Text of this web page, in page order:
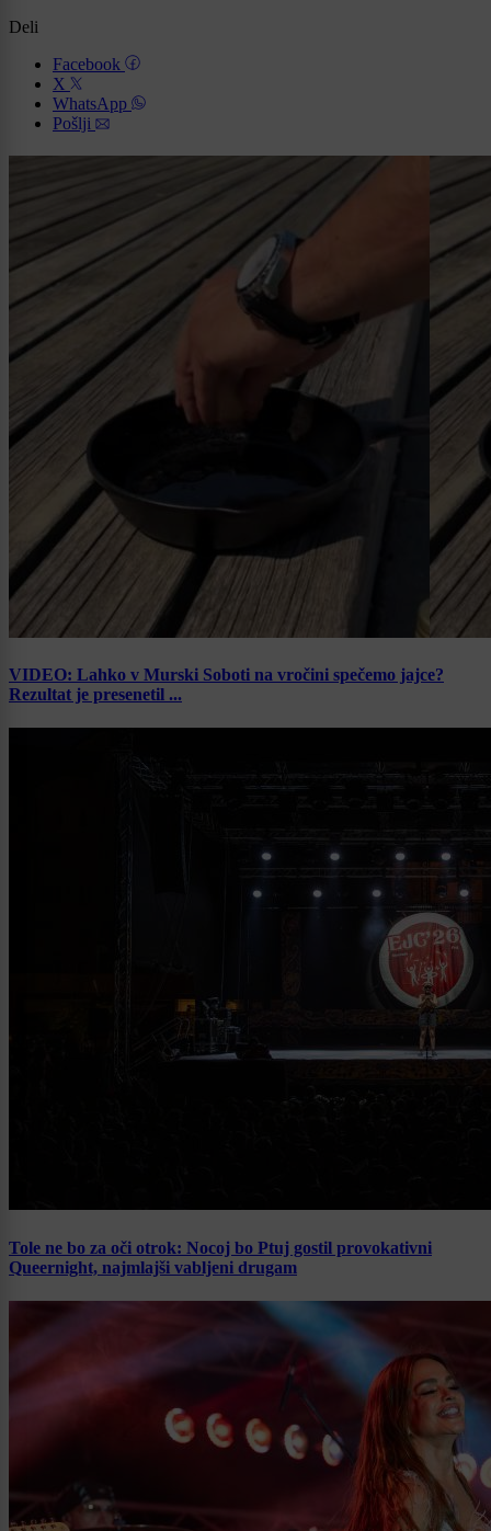
Deli
Facebook
X
WhatsApp
Pošlji
VIDEO: Lahko v Murski Soboti na vročini spečemo jajce?
Rezultat je presenetil ...
Tole ne bo za oči otrok: Nocoj bo Ptuj gostil provokativni
Queernight, najmlajši vabljeni drugam